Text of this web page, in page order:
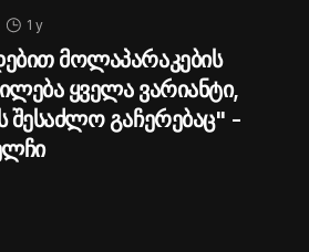
1 y
მოლაპარაკების
ყველა ვარიანტი,
შესაძლო გაჩერებაც" -